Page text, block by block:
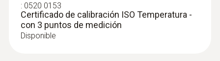
: 0520 0153
Certificado de calibración ISO Temperatura -
con 3 puntos de medición
Disponible